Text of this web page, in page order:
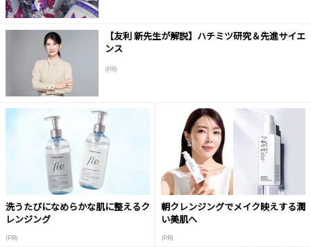
【友利 新先生が解説】ハチミツ研究＆先進サイエ
ンス
(PR)
洗うたびになめらかな肌に整えるク
レンジング
(PR)
朝クレンジングでメイク映えする潤
い美肌へ
(PR)